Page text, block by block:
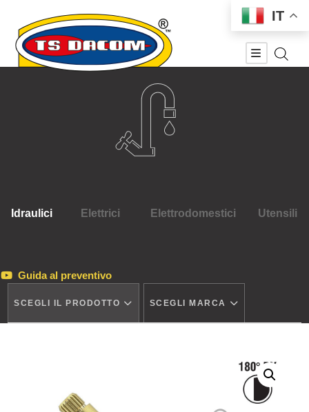
Idraulici Elettrici Elettrodomestici Utensili
Guida al preventivo
SCEGLI IL PRODOTTO SCEGLI MARCA
IT